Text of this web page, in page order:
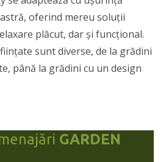
oferind mereu soluții
plăcut, dar și funcțional.
sunt diverse, de la grădini
până la grădini cu un design
GARDEN